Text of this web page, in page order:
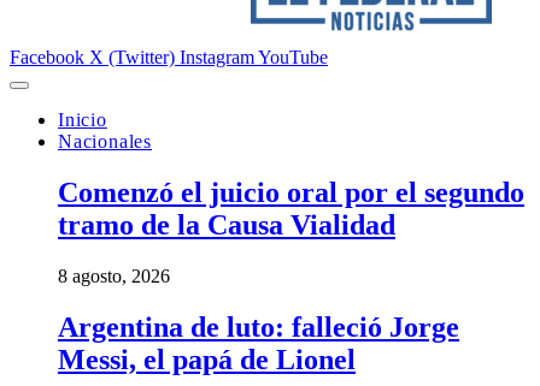
Facebook X (Twitter) InstagramYouTube
Inicio
Nacionales
Comenzó el juicio oral por el segundo
tramo de la Causa Vialidad
8 agosto, 2026
Argentina de luto: falleció Jorge
Messi, el papá de Lionel